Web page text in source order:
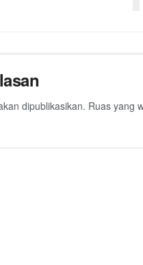
dipublikasikan. Ruas yang